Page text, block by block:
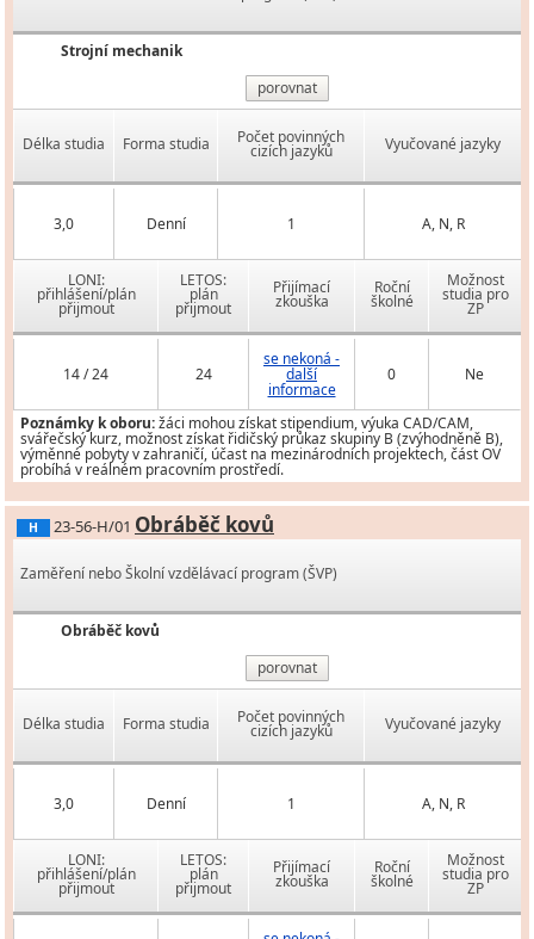
Strojní mechanik
porovnat
Délka studia Forma studia Počet povinných
cizích jazyků Vyučované jazyky
3,0 Denní 1 A, N, R
LONI:
přihlášení/plán
přijmout
LETOS:
plán
přijmout
Přijímací
zkouška
Roční
školné
Možnost
studia pro
ZP
14 / 24 24
se nekoná -
další
informace
0 Ne
Poznámky k oboru:žáci mohou získat stipendium, výuka CAD/CAM,
svářečský kurz, možnost získat řidičský průkaz skupiny B (zvýhodněně B),
výměnné pobyty v zahraničí, účast na mezinárodních projektech, část OV
probíhá v reálném pracovním prostředí.
H 23-56-H/01 Obráběč kovů
Zaměření nebo Školní vzdělávací program (ŠVP)
Obráběč kovů
porovnat
Délka studia Forma studia Počet povinných
cizích jazyků Vyučované jazyky
3,0 Denní 1 A, N, R
LONI:
přihlášení/plán
přijmout
LETOS:
plán
přijmout
Přijímací
zkouška
Roční
školné
Možnost
studia pro
ZP